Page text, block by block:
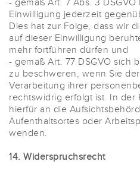
- gemäß Art. 7 Abs. 3
Einwilligung jederzeit
Dies hat zur Folge, dass wir
auf dieser Einwilligung
mehr fortführen dürfen und
- gemäß Art. 77 DSGVO sich
zu beschweren, wenn Sie
Verarbeitung ihrer
rechtswidrig erfolgt ist. In der
hierfür an die
Aufenthaltsortes oder
wenden.
14. Widerspruchsrecht